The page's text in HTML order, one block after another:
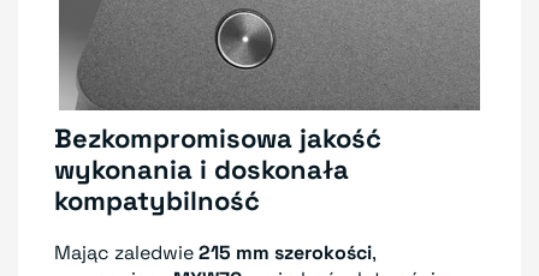
Bezkompromisowa jakość
wykonania i doskonała
kompatybilność
Mając zaledwie215 mm szerokości,